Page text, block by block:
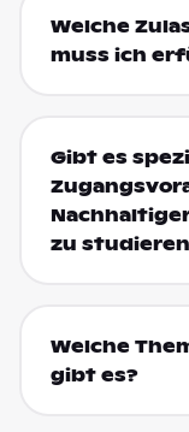
Welche
muss ich
Gibt es
zu
Welche
gibt es?